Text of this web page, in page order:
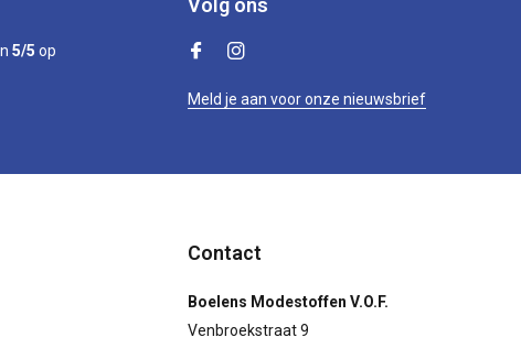
5/5 op
Volg ons
Meld je aan voor onze nieuwsbrief
Contact
Boelens Modestoffen V.O.F.
Venbroekstraat 9